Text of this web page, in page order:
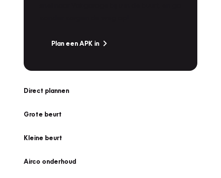
Plan een APK in
Direct plannen
Grote beurt
Kleine beurt
Airco onderhoud